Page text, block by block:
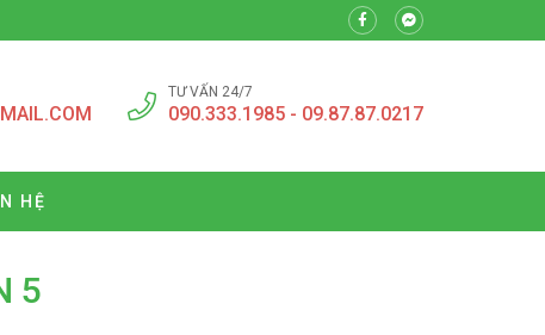
TƯ VẤN 24/7
090.333.1985 - 09.87.87.0217
HỆ
5